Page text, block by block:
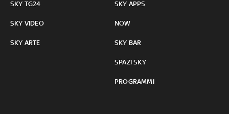
SKY TG24
SKY VIDEO
SKY ARTE
SKY APPS
NOW
SKY BAR
SPAZI SKY
PROGRAMMI